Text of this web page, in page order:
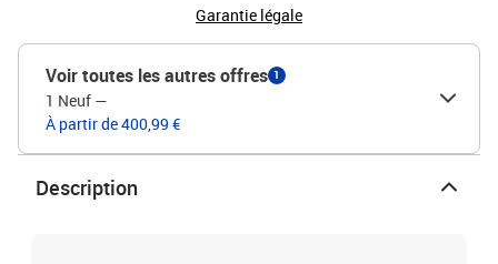
x 65 x 30 cm (l x P x H)L'assemblage est requisLa livraison contient
Garantie légale
Voir toutes les autres offres 1
1 Neuf —
À partir de 400,99 €
Description